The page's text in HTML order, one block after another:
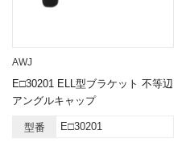
AWJ
E□30201 ELL型ブラケット 不等辺
アングルキャップ
型番 E□30201